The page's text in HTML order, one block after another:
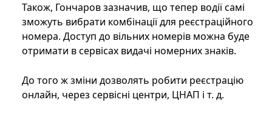
Також, Гончаров зазначив, що тепер водії самі
зможуть вибрати комбінації для реєстраційного
номера. Доступ до вільних номерів можна буде
отримати в сервісах видачі номерних знаків.
До того ж зміни дозволять робити реєстрацію
онлайн, через сервісні центри, ЦНАП і т. д.